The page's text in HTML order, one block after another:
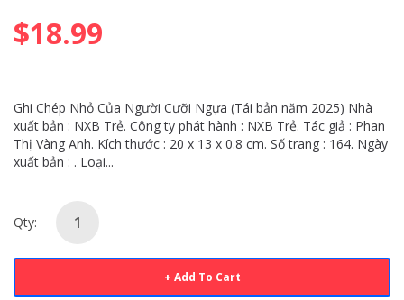
$18.99
Ghi Chép Nhỏ Của Người Cưỡi Ngựa (Tái bản năm 2025) Nhà
xuất bản : NXB Trẻ. Công ty phát hành : NXB Trẻ. Tác giả : Phan
Thị Vàng Anh. Kích thước : 20 x 13 x 0.8 cm. Số trang : 164. Ngày
xuất bản : . Loại...
Qty:
Add To Cart